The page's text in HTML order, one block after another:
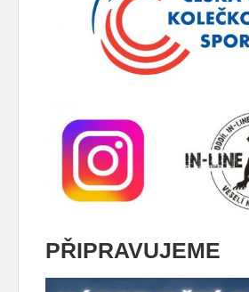
PŘIPRAVUJEME